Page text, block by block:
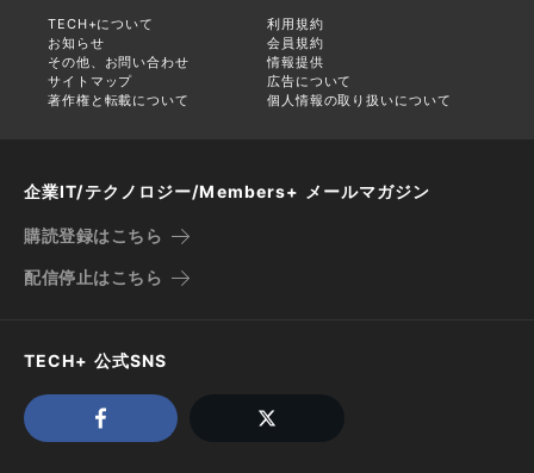
TECH+について
利用規約
お知らせ
会員規約
その他、お問い合わせ
情報提供
サイトマップ
広告について
著作権と転載について
個人情報の取り扱いについて
企業IT/テクノロジー/Members+ メールマガジン
購読登録はこちら
配信停止はこちら
TECH+ 公式SNS